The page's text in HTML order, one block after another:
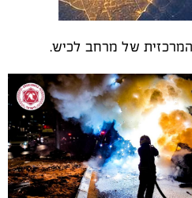
של מרחב לכיש.